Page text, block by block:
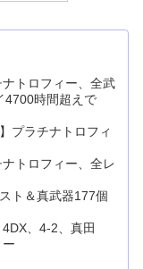
ナトロフィー、全武
4700時間超えで
プラチナトロフィ
ナトロフィー、全レ
ト＆真武器177個
、4-2、真田